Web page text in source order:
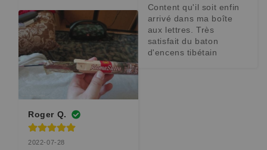
Roger Q.
2022-07-28
Content qu'il soit enfin
arrivé dans ma boîte
aux lettres. Très
satisfait du baton
d'encens tibétain